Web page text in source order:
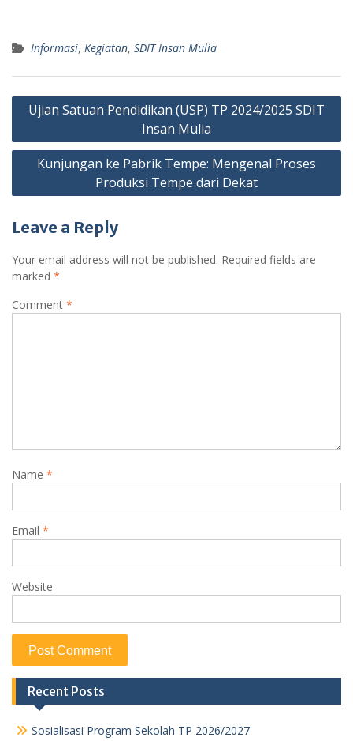
Informasi, Kegiatan, SDIT Insan Mulia
Post
navigation
Ujian Satuan Pendidikan (USP) TP 2024/2025 SDIT
Insan Mulia
Kunjungan ke Pabrik Tempe: Mengenal Proses
Produksi Tempe dari Dekat
Leave a Reply
Your email address will not be published. Required fields are
marked *
Comment *
Name *
Email *
Website
Recent Posts
Sosialisasi Program Sekolah TP 2026/2027